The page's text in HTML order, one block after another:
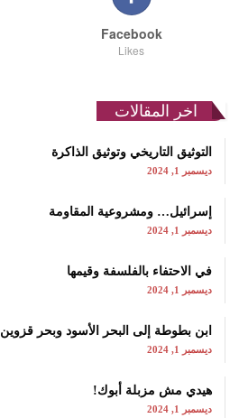
Facebook
Likes
اخر المقالات
التوثيق التاريخي وتوثيق الذاكرة
ديسمبر 1, 2024
إسرائيل… ومشروعية المقاومة
ديسمبر 1, 2024
في الاحتفاء بالفلسفة وقيمها
ديسمبر 1, 2024
ابن بطوطة إلى البحر الأسود وبحر قزوين
ديسمبر 1, 2024
هيدي مش مزبلة أبوك!
ديسمبر 1, 2024